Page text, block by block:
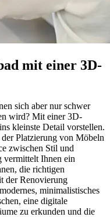
mit einer 3D-
sich aber nur schwer
wird? Mit einer 3D-
kleinste Detail vorstellen.
Platzierung von Möbeln
zwischen Stil und
Ihnen ein
die richtigen
der Renovierung
minimalistisches
eine digitale
zu erkunden und die